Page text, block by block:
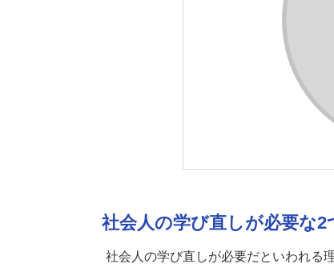
社会人の学び直しが必要な2
社会人の学び直しが必要だといわれる